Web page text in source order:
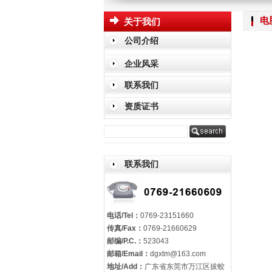
关于我们
公司介绍
企业风采
联系我们
资质证书
联系我们
电话/Tel： 0769-23151660
传真/Fax： 0769-21660629
邮编/P.C.： 523043
邮箱/Email： dgxtm@163.com
地址/Add： 广东省东莞市万江区拔蛟
电